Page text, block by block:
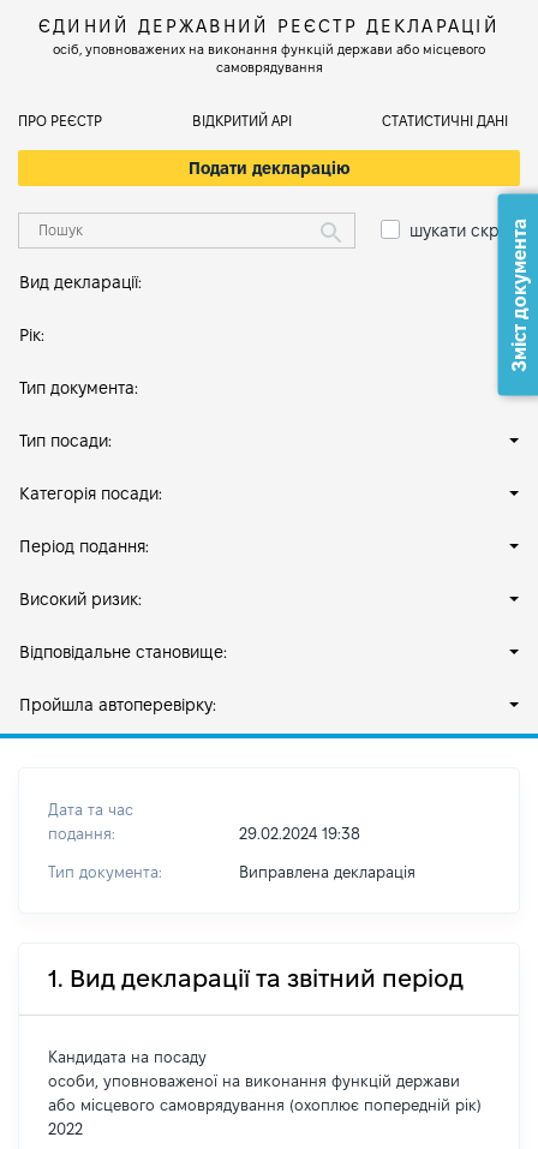
ЄДИНИЙ ДЕРЖАВНИЙ РЕЄСТР ДЕКЛАРАЦІЙ
осіб, уповноважених на виконання функцій держави або місцевого
самоврядування
ПРО РЕЄСТР ВІДКРИТИЙ АРІ СТАТИСТИЧНІ ДАНІ
Подати декларацію
шукати скрізь
Вид декларації:
Рік:
Тип документа:
Тип посади:
Категорія посади:
Період подання:
Високий ризик:
Відповідальне становище:
Пройшла автоперевірку:
Дата та час
подання:
29.02.2024 19:38
Тип документа: Виправлена декларація
1. Вид декларації та звітний період
Кандидата на посаду
особи, уповноваженої на виконання функцій держави
або місцевого самоврядування (охоплює попередній рік)
2022
Зміст документа